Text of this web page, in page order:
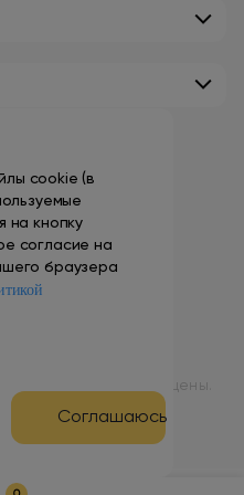
cookie (в
на кнопку
согласие на
браузера
Соглашаюсь
10-99
– 18:00
Сити». Все права защищены.
сайта